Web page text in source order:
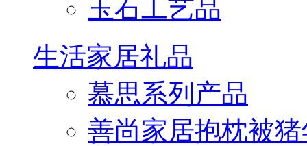
玉石工艺品
生活家居礼品
慕思系列产品
善尚家居抱枕被